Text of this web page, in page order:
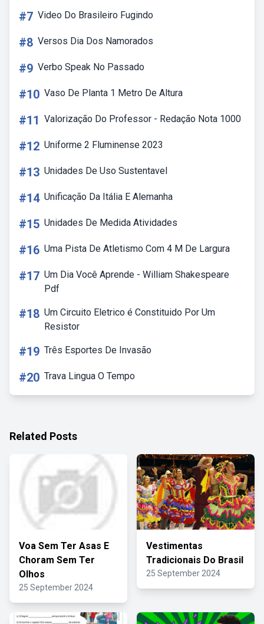
#7 Video Do Brasileiro Fugindo
#8 Versos Dia Dos Namorados
#9 Verbo Speak No Passado
#10 Vaso De Planta 1 Metro De Altura
#11 Valorização Do Professor - Redação Nota 1000
#12 Uniforme 2 Fluminense 2023
#13 Unidades De Uso Sustentavel
#14 Unificação Da Itália E Alemanha
#15 Unidades De Medida Atividades
#16 Uma Pista De Atletismo Com 4 M De Largura
#17 Um Dia Você Aprende - William Shakespeare
Pdf
#18 Um Circuito Eletrico é Constituido Por Um
Resistor
#19 Três Esportes De Invasão
#20 Trava Lingua O Tempo
Related Posts
Voa Sem Ter Asas E
Choram Sem Ter
Olhos
25 September 2024
Vestimentas
Tradicionais Do Brasil
25 September 2024